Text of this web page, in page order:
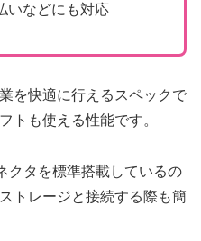
いなどにも対応
を快適に行えるスペックで
トも使える性能です。
クタを標準搭載しているの
トレージと接続する際も簡